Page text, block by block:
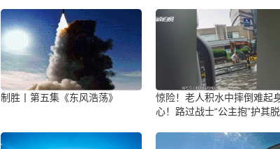
制胜丨第五集《东风浩荡》
惊险！老人积水中摔倒难起
心！路过战士“公主抱”护其